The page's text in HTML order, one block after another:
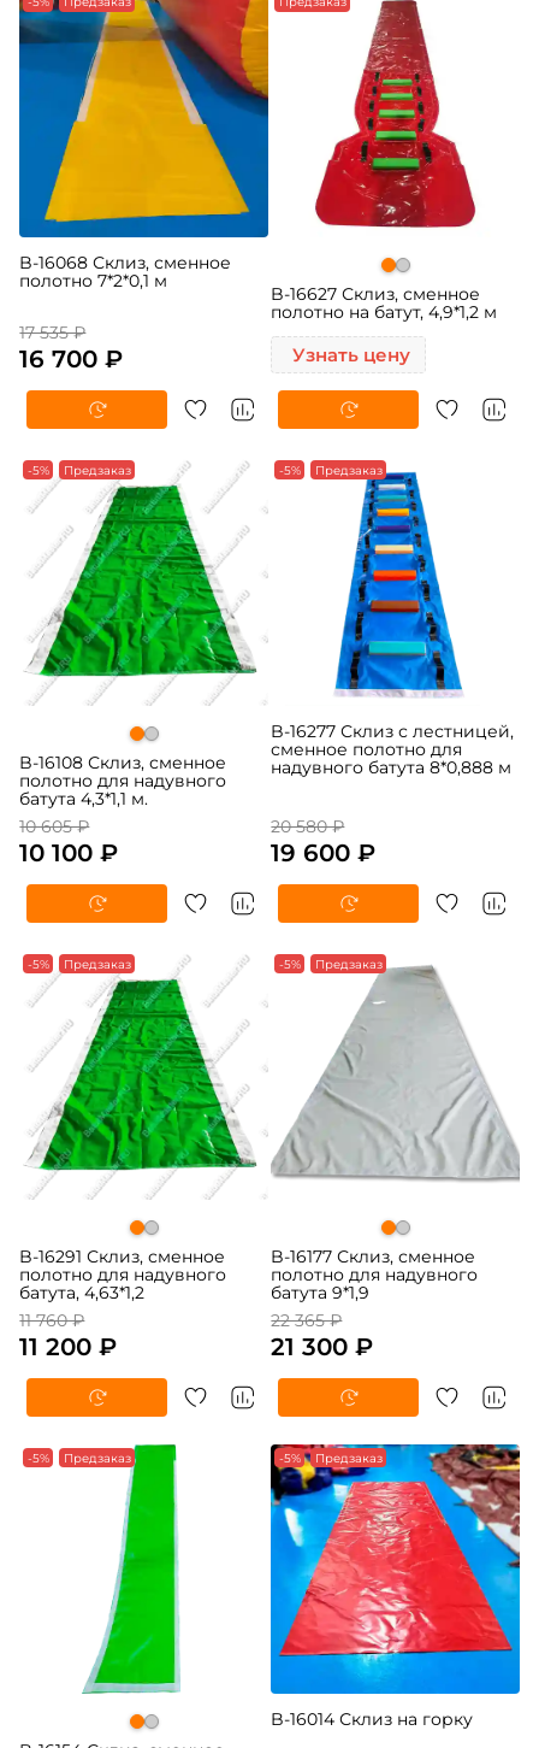
B-16068 Склиз, сменное
полотно 7*2*0,1 м
17 535 ₽
16 700 ₽
B-16627 Склиз, сменное
полотно на батут, 4,9*1,2 м
Узнать цену
-5% Предзаказ
B-16108 Склиз, сменное
полотно для надувного
батута 4,3*1,1 м.
10 605 ₽
10 100 ₽
-5% Предзаказ
B-16277 Склиз с лестницей,
сменное полотно для
надувного батута 8*0,888 м
20 580 ₽
19 600 ₽
-5% Предзаказ
B-16291 Склиз, сменное
полотно для надувного
батута, 4,63*1,2
11 760 ₽
11 200 ₽
-5% Предзаказ
B-16177 Склиз, сменное
полотно для надувного
батута 9*1,9
22 365 ₽
21 300 ₽
-5% Предзаказ -5% Предзаказ
B-16014 Склиз на горку